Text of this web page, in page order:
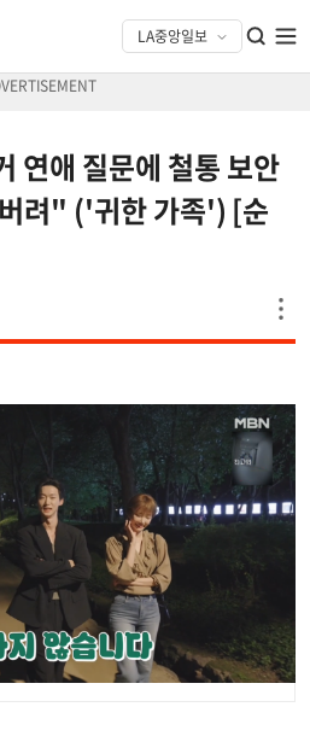
연애 질문에 철통 보안
려" ('귀한 가족') [순